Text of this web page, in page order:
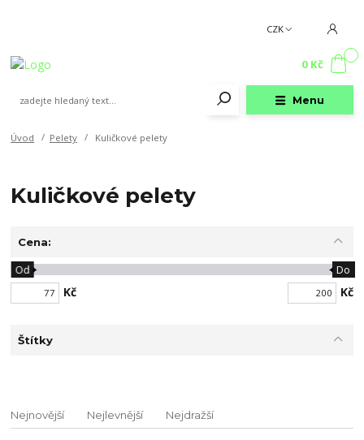
Menu
CZK
0 Kč
Úvod Pelety Kuličkové pelety
Kuličkové pelety
Cena:
Kč
Od Do
Kč
Štítky
Nejnovější Nejlevnější Nejdražší